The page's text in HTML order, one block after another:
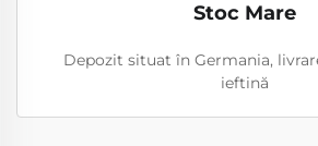
Stoc Mare
Depozit situat în Germania,
ieftină